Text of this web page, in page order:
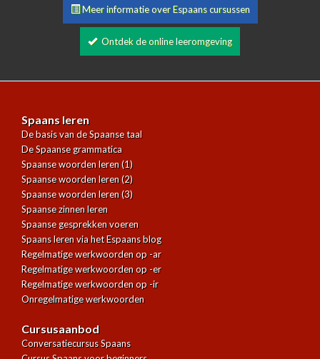
Meer informatie over Espaans cursussen
Ontdek de online leeromgeving
Spaans leren
De basis van de Spaanse taal
De Spaanse grammatica
Spaanse woorden leren (1)
Spaanse woorden leren (2)
Spaanse woorden leren (3)
Spaanse zinnen leren
Spaanse gesprekken voeren
Spaans leren via het Espaans blog
Regelmatige werkwoorden op -ar
Regelmatige werkwoorden op -er
Regelmatige werkwoorden op -ir
Onregelmatige werkwoorden
Cursusaanbod
Conversatiecursus Spaans